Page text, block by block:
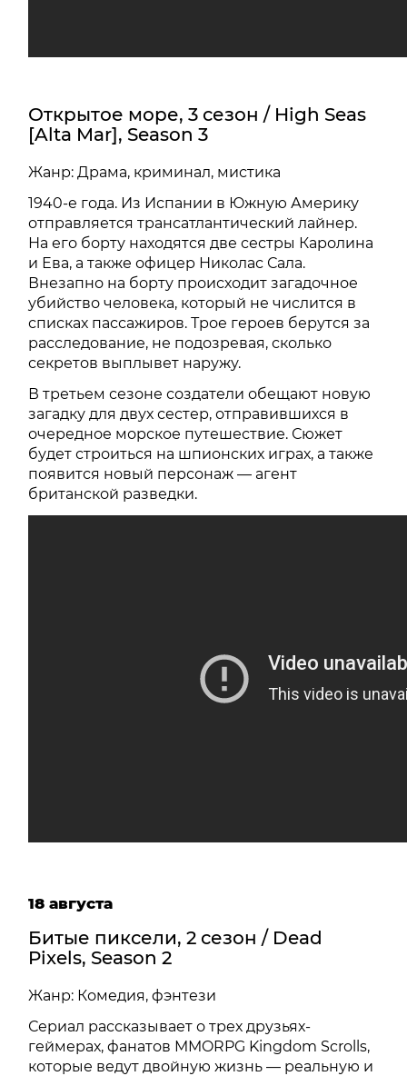
Открытое море, 3 сезон / High Seas
[Alta Mar], Season 3
Жанр: Драма, криминал, мистика
1940-е года. Из Испании в Южную Америку
отправляется трансатлантический лайнер.
На его борту находятся две сестры Каролина
и Ева, а также офицер Николас Сала.
Внезапно на борту происходит загадочное
убийство человека, который не числится в
списках пассажиров. Трое героев берутся за
расследование, не подозревая, сколько
секретов выплывет наружу.
В третьем сезоне создатели обещают новую
загадку для двух сестер, отправившихся в
очередное морское путешествие. Сюжет
будет строиться на шпионских играх, а также
появится новый персонаж — агент
британской разведки.
18 августа
Битые пиксели, 2 сезон / Dead
Pixels, Season 2
Жанр: Комедия, фэнтези
Сериал рассказывает о трех друзьях-
геймерах, фанатов MMORPG Kingdom Scrolls,
которые ведут двойную жизнь — реальную и